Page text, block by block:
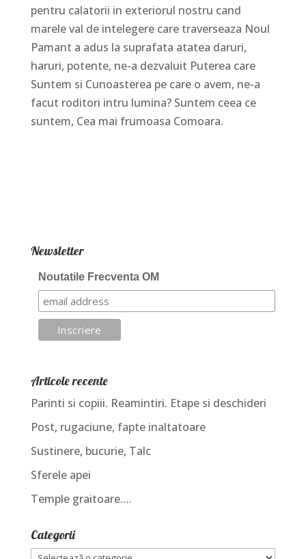
pentru calatorii in exteriorul nostru cand
marele val de intelegere care traverseaza Noul
Pamant a adus la suprafata atatea daruri,
haruri, potente, ne-a dezvaluit Puterea care
Suntem si Cunoasterea pe care o avem, ne-a
facut roditori intru lumina? Suntem ceea ce
suntem, Cea mai frumoasa Comoara.
Newsletter
Noutatile Frecventa OM
Articole recente
Parinti si copiii. Reamintiri. Etape si deschideri
Post, rugaciune, fapte inaltatoare
Sustinere, bucurie, Talc
Sferele apei
Temple graitoare….
Categorii